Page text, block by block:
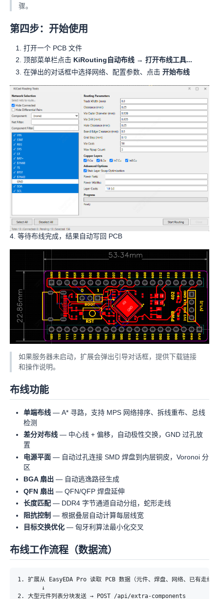
骤。
第四步：开始使用
打开一个 PCB 文件
顶部菜单栏点击 KiRouting自动布线 → 打开布线工具...
在弹出的对话框中选择网络、配置参数、点击 开始布线
4. 等待布线完成，结果自动写回 PCB
如果服务器未启动，扩展会弹出引导对话框，提供下载链接
和操作说明。
布线功能
单端布线 — A* 寻路，支持 MPS 网络排序、拆线重布、总线
检测
差分对布线 — 中心线 + 偏移，自动极性交换，GND 过孔放
置
电源平面 — 自动过孔连接 SMD 焊盘到内层铜皮，Voronoi 分
区
BGA 扇出 — 自动逃逸路径生成
QFN 扇出 — QFN/QFP 焊盘延伸
长度匹配 — DDR4 字节通道自动分组，蛇形走线
阻抗控制 — 根据叠层自动计算每层线宽
目标交换优化 — 匈牙利算法最小化交叉
布线工作流程（数据流）
1. 扩展从 EasyEDA Pro 读取 PCB 数据（元件、焊盘、网络、已有走线、
       ↓
2. 大型元件列表分块发送 → POST /api/extra-components